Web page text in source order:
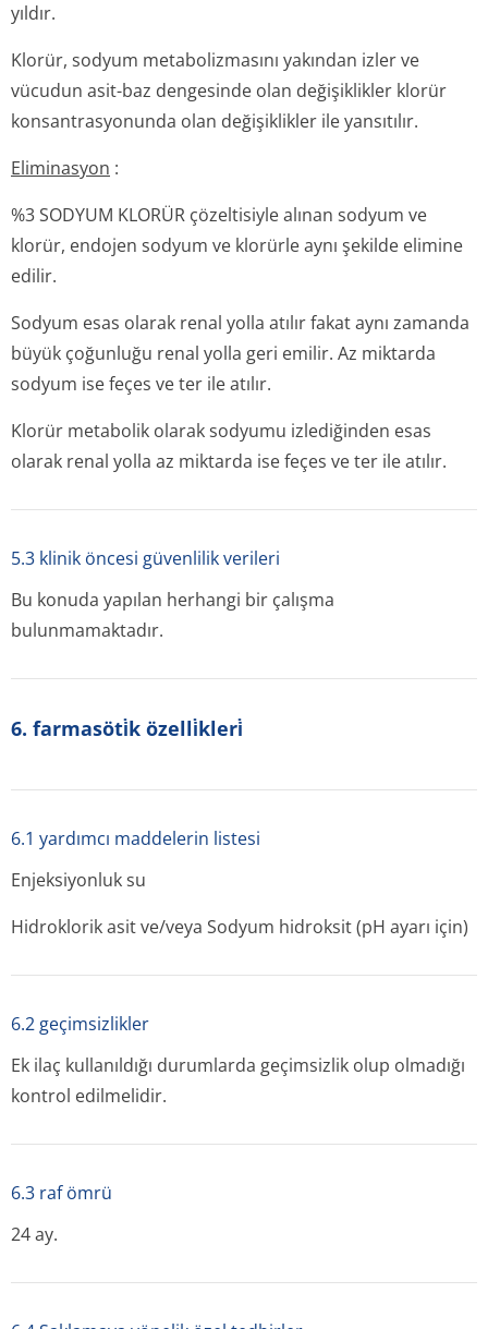
yıldır.
Klorür, sodyum metabolizmasını yakından izler ve
vücudun asit-baz dengesinde olan değişiklikler klorür
konsantrasyonunda olan değişiklikler ile yansıtılır.
Eliminasyon :
%3 SODYUM KLORÜR çözeltisiyle alınan sodyum ve
klorür, endojen sodyum ve klorürle aynı şekilde elimine
edilir.
Sodyum esas olarak renal yolla atılır fakat aynı zamanda
büyük çoğunluğu renal yolla geri emilir. Az miktarda
sodyum ise feçes ve ter ile atılır.
Klorür metabolik olarak sodyumu izlediğinden esas
olarak renal yolla az miktarda ise feçes ve ter ile atılır.
5.3 klinik öncesi güvenlilik verileri
Bu konuda yapılan herhangi bir çalışma
bulunmamaktadır.
6. farmasöti̇k özelli̇kleri̇
6.1 yardımcı maddelerin listesi
Enjeksiyonluk su
Hidroklorik asit ve/veya Sodyum hidroksit (pH ayarı için)
6.2 geçimsizlikler
Ek ilaç kullanıldığı durumlarda geçimsizlik olup olmadığı
kontrol edilmelidir.
6.3 raf ömrü
24 ay.